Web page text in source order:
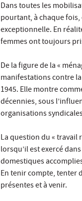
Dans toutes les
pourtant, à chaque
exceptionnelle. En
femmes ont toujours
De la figure de la «
manifestations contre
1945. Elle montre
décennies, sous
organisations
La question du « travail
lorsqu’il est exercé
domestiques
En tenir compte, tenter
présentes et à venir.